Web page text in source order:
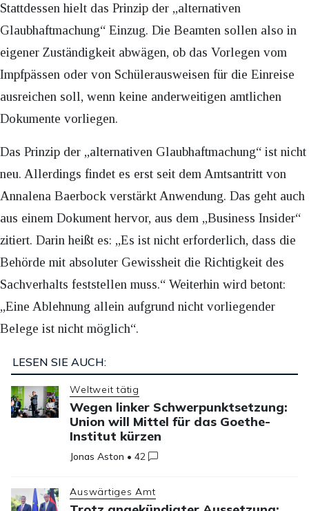
Stattdessen hielt das Prinzip der „alternativen
Glaubhaftmachung“ Einzug. Die Beamten sollen also in
eigener Zuständigkeit abwägen, ob das Vorlegen vom
Impfpässen oder von Schülerausweisen für die Einreise
ausreichen soll, wenn keine anderweitigen amtlichen
Dokumente vorliegen.
Das Prinzip der „alternativen Glaubhaftmachung“ ist nicht
neu. Allerdings findet es erst seit dem Amtsantritt von
Annalena Baerbock verstärkt Anwendung. Das geht auch
aus einem Dokument hervor, aus dem „Business Insider“
zitiert. Darin heißt es: „Es ist nicht erforderlich, dass die
Behörde mit absoluter Gewissheit die Richtigkeit des
Sachverhalts feststellen muss.“ Weiterhin wird betont:
„Eine Ablehnung allein aufgrund nicht vorliegender
Belege ist nicht möglich“.
LESEN SIE AUCH:
Weltweit tätig
Wegen linker Schwerpunktsetzung:
Union will Mittel für das Goethe-
Institut kürzen
Jonas Aston •42
Auswärtiges Amt